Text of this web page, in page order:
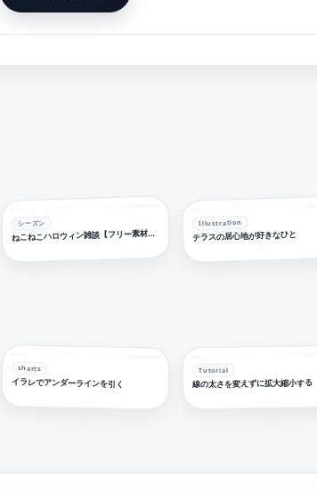
シーズン
ね
こねこハロウィン雑談【フリー素材・サムネ素材】
Illustration
テラスの居心地が好きなひと
shorts
イラレでアンダーラインを引く
Tutorial
線の太さを変えずに拡大縮小する